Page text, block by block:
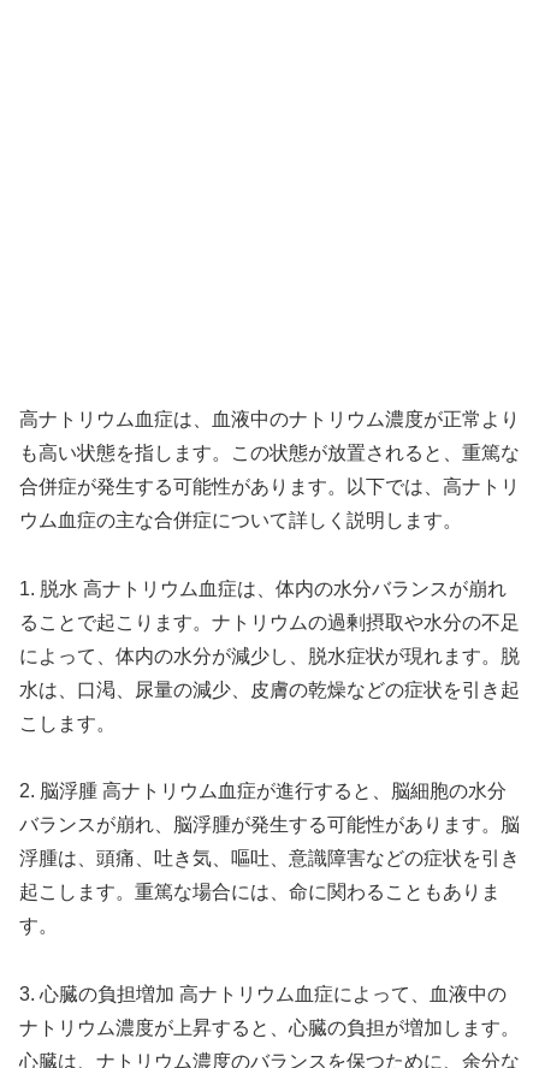
高ナトリウム血症は、血液中のナトリウム濃度が正常より
も高い状態を指します。この状態が放置されると、重篤な
合併症が発生する可能性があります。以下では、高ナトリ
ウム血症の主な合併症について詳しく説明します。
1. 脱水 高ナトリウム血症は、体内の水分バランスが崩れ
ることで起こります。ナトリウムの過剰摂取や水分の不足
によって、体内の水分が減少し、脱水症状が現れます。脱
水は、口渇、尿量の減少、皮膚の乾燥などの症状を引き起
こします。
2. 脳浮腫 高ナトリウム血症が進行すると、脳細胞の水分
バランスが崩れ、脳浮腫が発生する可能性があります。脳
浮腫は、頭痛、吐き気、嘔吐、意識障害などの症状を引き
起こします。重篤な場合には、命に関わることもありま
す。
3. 心臓の負担増加 高ナトリウム血症によって、血液中の
ナトリウム濃度が上昇すると、心臓の負担が増加します。
心臓は、ナトリウム濃度のバランスを保つために、余分な